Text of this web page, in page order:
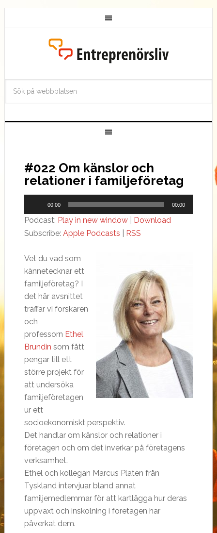
#022 Om känslor och
relationer i familjeföretag
00:00 00:00
Podcast: Play in new window| Download
Subscribe: Apple Podcasts RSS
Vet du vad som
kännetecknar ett
familjeföretag? I
det här avsnittet
träffar vi forskaren
och
professorn Ethel
Brundin som fått
pengar till ett
större projekt för
att undersöka
familjeföretagen
ur ett
socioekonomiskt perspektiv.
Det handlar om känslor och relationer i
företagen och om det inverkar på företagens
verksamhet.
Ethel och kollegan Marcus Platen från
Tyskland intervjuar bland annat
familjemedlemmar för att kartlägga hur deras
uppväxt och inskolning i företagen har
påverkat dem.